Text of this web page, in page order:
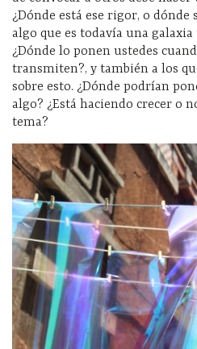
¿Dónde está ese rigor, o
algo que es todavía una
¿Dónde lo ponen ustedes
transmiten?, y también a los
sobre esto. ¿Dónde podrían
algo? ¿Está haciendo crecer o
tema?